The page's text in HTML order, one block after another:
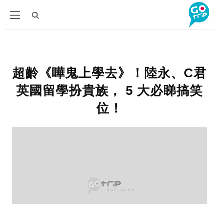
超齡《嘩鬼上學去》！陸永、C君
英國留學扮貴族， 5 大必睇搞笑
位！